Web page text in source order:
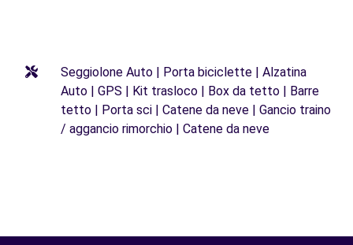
Seggiolone Auto | Porta biciclette | Alzatina
Auto | GPS | Kit trasloco | Box da tetto | Barre
tetto | Porta sci | Catene da neve | Gancio traino
/ aggancio rimorchio | Catene da neve